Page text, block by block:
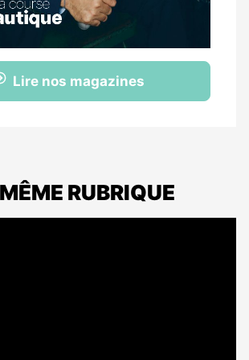
Lire nos magazines
RUBRIQUE